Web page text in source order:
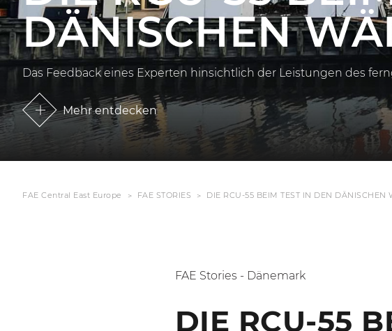
DÄNISCHEN
Das Feedback eines Experten hinsichtlich der Leistungen des
Mehr entdecken
FAE Central East Europe FAE STORIES DIE RCU-55 BEIM TEST IN DEN DÄNISCHEN
FAE Stories - Dänemark
DIE RCU-55